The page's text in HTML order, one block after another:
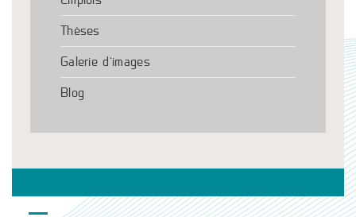
Thèses
Galerie d’images
Blog